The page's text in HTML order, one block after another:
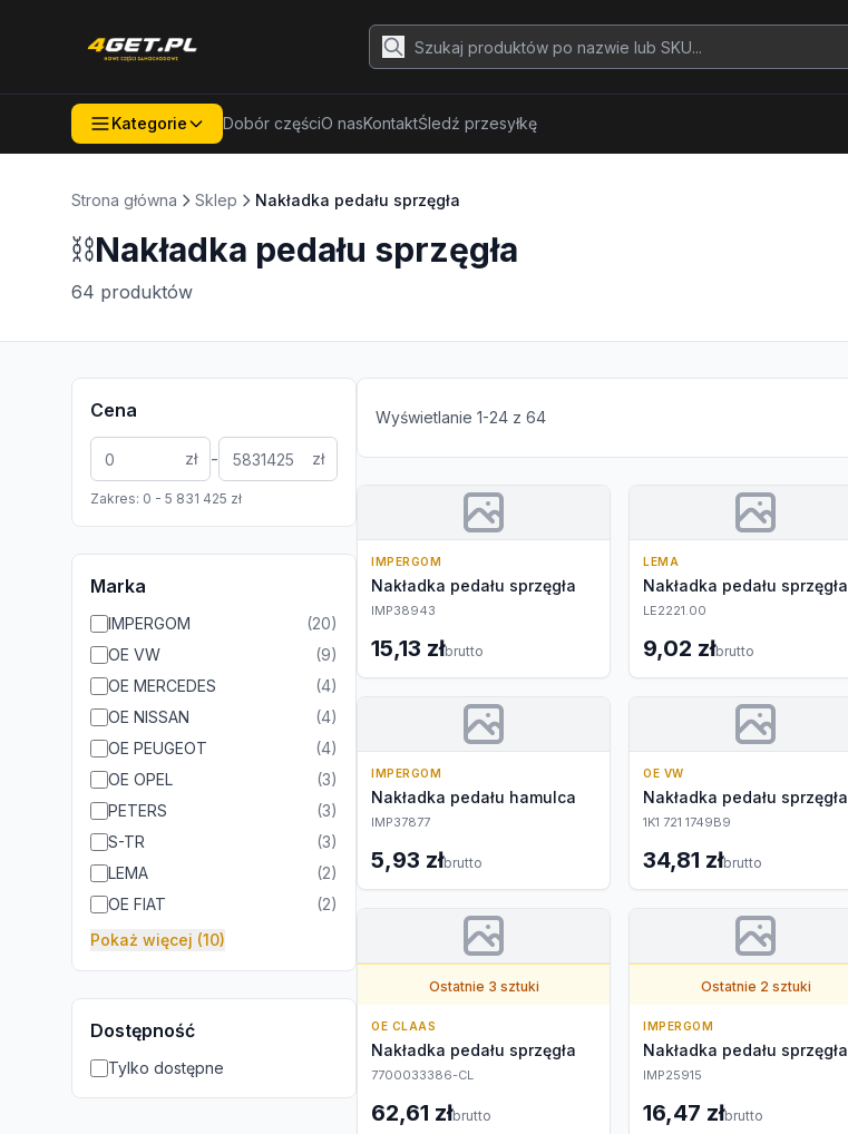
Kategorie Dobór częściO nasKontaktŚledź przesyłkę
Strona główna Sklep Nakładka pedału sprzęgła
⛓️Nakładka pedału sprzęgła
64 produktów
Cena
zł - zł
Zakres: 0 - 5 831 425 zł
Marka
IMPERGOM (20)
OE VW
(9)
OE MERCEDES
(4)
OE NISSAN
(4)
OE PEUGEOT
(4)
OE OPEL
(3)
PETERS
(3)
S-TR
(3)
LEMA
(2)
OE FIAT
(2)
Pokaż więcej (10)
Dostępność
Tylko dostępne
Wyświetlanie 1-24 z 64
IMPERGOM
Nakładka pedału sprzęgła
IMP38943
15,13 złbrutto
LEMA
Nakładka pedału sprzęgła
LE2221.00
9,02 złbrutto
IMPERGOM
Nakładka pedału hamulca
IMP37877
5,93 złbrutto
OE VW
Nakładka pedału sprzęgła
1K1 721 1749B9
34,81 złbrutto
Ostatnie 3 sztuki
OE CLAAS
Nakładka pedału sprzęgła
7700033386-CL
62,61 złbrutto
Ostatnie 2 sztuki
IMPERGOM
Nakładka pedału sprzęgła
IMP25915
16,47 złbrutto